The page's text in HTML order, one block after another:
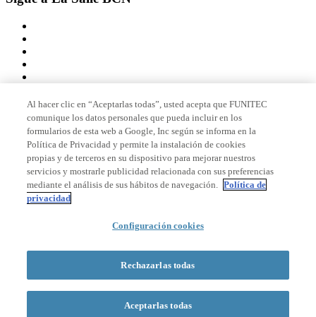
Miembro de
Acreditaciones
© 2026 La Salle Campus Barcelona - URL |
Formulario de búsqueda
Al hacer clic en “Aceptarlas todas”, usted acepta que FUNITEC
comunique los datos personales que pueda incluir en los
formularios de esta web a Google, Inc según se informa en la
Política de Privacidad y permite la instalación de cookies
propias y de terceros en su dispositivo para mejorar nuestros
servicios y mostrarle publicidad relacionada con sus preferencias
mediante el análisis de sus hábitos de navegación. Política de
privacidad
Configuración cookies
Rechazarlas todas
Aceptarlas todas